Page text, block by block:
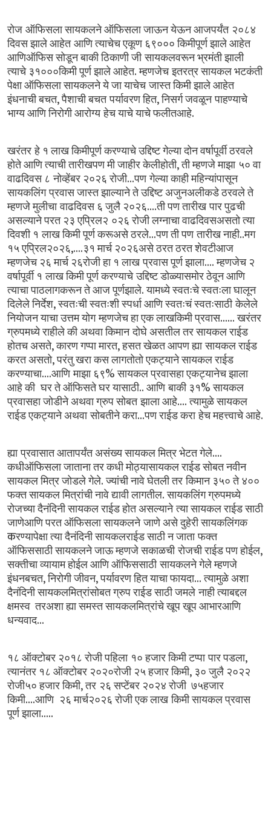
रोज ऑफिसला सायकलने ऑफिसला जाऊन येऊन आजपर्यंत २०८४
दिवस झाले आहेत आणि त्याचेच एकूण ६९००० किमीपूर्ण झाले आहेत
आणिऑफिस सोडून बाकी ठिकाणी जी सायकलवरून भ्रमंती झाली
त्याचे ३१०००किमी पूर्ण झाले आहेत.म्हणजेच इतरत्र सायकल भटकंती
पेक्षा ऑफिसला सायकलने ये जा याचेच जास्त किमी झाले आहेत
इंधनाची बचत,पैशाची बचत पर्यावरण हित,निसर्ग जवळून पाहण्याचे
भाग्य आणि निरोगी आरोग्य हेच याचे याचे फलीतआहे.
खरंतर हे १ लाख किमीपूर्ण करण्याचे उद्दिष्ट गेल्या दोन वर्षापूर्वी ठरवले
होते आणि त्याची तारीखपण मी जाहीर केलीहोती,ती म्हणजे माझा ५० वा
वाढदिवस ८ नोव्हेंबर २०२६ रोजी...पण गेल्या काही महिन्यांपासून
सायकलिंग प्रवास जास्त झाल्याने ते उद्दिष्ट अजुनअलीकडे ठरवले ते
म्हणजे मुलीचा वाढदिवस ६ जुलै २०२६....ती पण तारीख पार पुढची
असल्याने परत २३ एप्रिल२ ०२६ रोजी लग्नाचा वाढदिवसअसतो त्या
दिवशी १ लाख किमी पूर्ण करूअसे ठरले...पण ती पण तारीख नाही..मग
१५ एप्रिल२०२६,....३१ मार्च २०२६असे ठरत ठरत शेवटीआज
म्हणजेच २६ मार्च २६रोजी हा १ लाख प्रवास पूर्ण झाला....म्हणजेच २
वर्षापूर्वी १ लाख किमी पूर्ण करण्याचे उद्दिष्ट डोळ्यासमोर ठेवून आणि
त्याचा पाठलागकरून ते आज पूर्णझाले.यामध्ये स्वतःचे स्वतःला घालून
दिलेले निर्देश,स्वतःची स्वतःशी स्पर्धा आणि स्वतःचं स्वतःसाठी केलेले
नियोजन याचा उत्तम योग म्हणजेच हा एक लाखकिमी प्रवास......खरंतर
ग्रुपमध्ये राहीले की अथवा किमान दोघे असतील तर सायकल राईड
होतच असते,कारण गप्पा मारत,हसत खेळत आपण ह्या सायकल राईड
करत असतो,परंतु खरा कस लागतोतो एकट्याने सायकल राईड
करण्याचा....आणि माझा ६९%सायकल प्रवासहा एकट्यानेच झाला
आहे की घर ते ऑफिसते घर यासाठी.. आणि बाकी ३१%सायकल
प्रवासहा जोडीने अथवा ग्रुप सोबत झाला आहे....त्यामुळे सायकल
राईड एकट्याने अथवा सोबतीने करा...पण राईड करा हेच महत्त्वाचे आहे.
ह्या प्रवासात आतापर्यंत असंख्य सायकल मित्र भेटत गेले....
कधीऑफिसला जाताना तर कधी मोठ्यासायकल राईड सोबत नवीन
सायकल मित्र जोडले गेले.ज्यांची नावे घेतली तर किमान ३५० ते ४००
फक्त सायकल मित्रांची नावे द्यावी लागतील.सायकलिंग ग्रुपमध्ये
रोजच्या दैनंदिनी सायकल राईड होत असल्याने त्या सायकल राईड साठी
जाणेआणि परत ऑफिसला सायकलने जाणे असे दुहेरी सायकलिंगक
करण्यापेक्षा त्या दैनंदिनी सायकलराईड साठी न जाता फक्त
ऑफिससाठी सायकलने जाऊ म्हणजे सकाळची रोजची राईड पण होईल,
सक्तीचा व्यायाम होईल आणि ऑफिससाठी सायकलने गेले म्हणजे
इंधनबचत,निरोगी जीवन,पर्यावरण हित याचा फायदा...त्यामुळे अशा
दैनंदिनी सायकलमित्रांसोबत ग्रुप राईड साठी जमले नाही त्याबद्दल
क्षमस्व तरअशा ह्या समस्त सायकलमित्रांचे खूप खूप आभारआणि
धन्यवाद...
१८ ऑक्टोबर २०१८ रोजी पहिला १० हजार किमी टप्पा पार पडला,
त्यानंतर १८ ऑक्टोबर २०२०रोजी २५ हजार किमी, ३० जुलै २०२२
रोजी५० हजार किमी,तर २६ सप्टेंबर २०२४ रोजी ७५हजार
किमी....आणि २६ मार्च२०२६ रोजी एक लाख किमी सायकल प्रवास
पूर्ण झाला.....